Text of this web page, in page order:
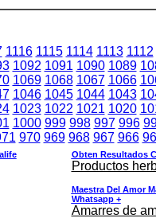
1116 1115 1114 1113 1112
1092 1091 1090 1089
1069 1068 1067 1066
1046 1045 1044 1043
1023 1022 1021 1020
1000 999 998 997 996
970 969 968 967 966
Obten Resultados
Productos
Maestra Del Amor
Whatsapp +
Amarres de